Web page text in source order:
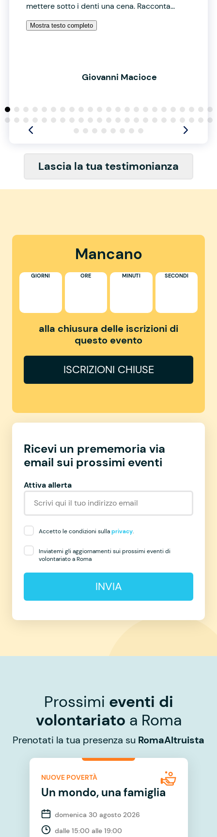
mettere sotto i denti una cena. Racconta...
Mostra testo completo
Giovanni Macioce
Lascia la tua testimonianza
Mancano
GIORNI ORE MINUTI SECONDI
alla chiusura delle iscrizioni di
questo evento
ISCRIZIONI CHIUSE
Ricevi un prememoria via
email sui prossimi eventi
Attiva allerta
Accetto le condizioni sullaprivacy.
Inviatemi gli aggiornamenti sui prossimi eventi di
volontariato a Roma
INVIA
Prossimi eventi di
volontariato a Roma
Prenotati la tua presenza su RomaAltruista
NUOVE POVERTÀ
Un mondo, una famiglia
domenica 30 agosto 2026
dalle 15:00 alle 19:00